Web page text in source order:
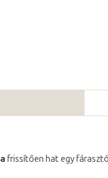
frissítően hat egy